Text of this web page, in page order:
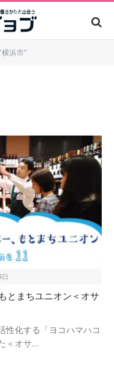
浜市"
とまちユニオン＜オサ
性化する「ヨコハマハコ
＜オサ…